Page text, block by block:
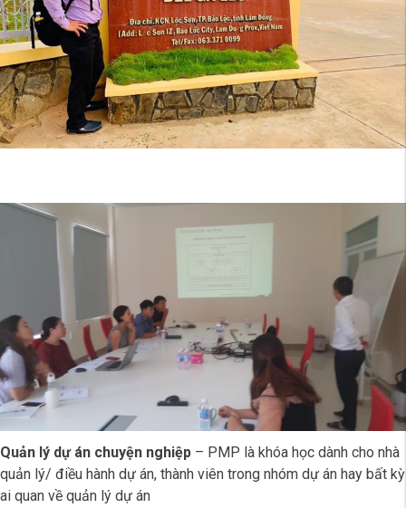
Bản
PRIMAVERA
P6
EPPM
Quản lý dự án chuyện nghiệp – PMP là khóa học dành cho nhà
quản lý/ điều hành dự án, thành viên trong nhóm dự án hay bất kỳ
ai quan về quản lý dự án